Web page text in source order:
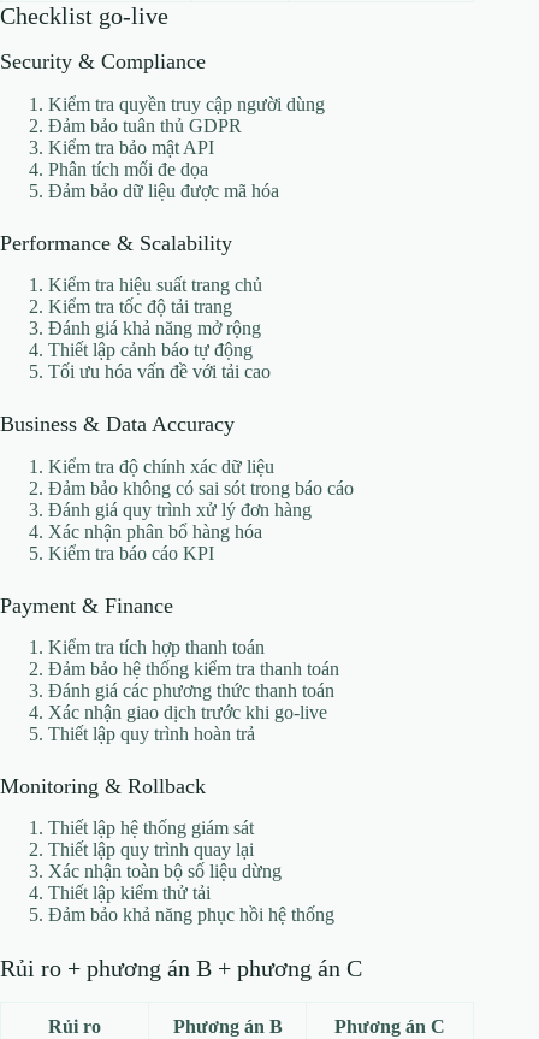
Checklist go-live
Security & Compliance
Kiểm tra quyền truy cập người dùng
Đảm bảo tuân thủ GDPR
Kiểm tra bảo mật API
Phân tích mối đe dọa
Đảm bảo dữ liệu được mã hóa
Performance & Scalability
Kiểm tra hiệu suất trang chủ
Kiểm tra tốc độ tải trang
Đánh giá khả năng mở rộng
Thiết lập cảnh báo tự động
Tối ưu hóa vấn đề với tải cao
Business & Data Accuracy
Kiểm tra độ chính xác dữ liệu
Đảm bảo không có sai sót trong báo cáo
Đánh giá quy trình xử lý đơn hàng
Xác nhận phân bổ hàng hóa
Kiểm tra báo cáo KPI
Payment & Finance
Kiểm tra tích hợp thanh toán
Đảm bảo hệ thống kiểm tra thanh toán
Đánh giá các phương thức thanh toán
Xác nhận giao dịch trước khi go-live
Thiết lập quy trình hoàn trả
Monitoring & Rollback
Thiết lập hệ thống giám sát
Thiết lập quy trình quay lại
Xác nhận toàn bộ số liệu dừng
Thiết lập kiểm thử tải
Đảm bảo khả năng phục hồi hệ thống
Rủi ro + phương án B + phương án C
Rủi ro Phương án B Phương án C